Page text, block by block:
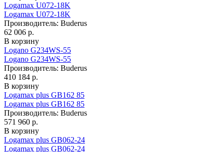
Logamax U072-18K
Logamax U072-18K
Производитель: Buderus
62 006 р.
В корзину
Logano G234WS-55
Logano G234WS-55
Производитель: Buderus
410 184 р.
В корзину
Logamax plus GB162 85
Logamax plus GB162 85
Производитель: Buderus
571 960 р.
В корзину
Logamax plus GB062-24
Logamax plus GB062-24